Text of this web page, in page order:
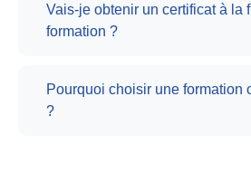
Vais-je obtenir un certificat à la
formation ?
Pourquoi choisir une formation
?